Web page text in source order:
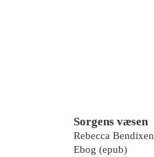
Sorgens væsen
Rebecca Bendixen
Ebog (epub)